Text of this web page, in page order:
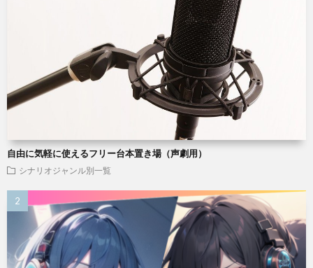
自由に気軽に使えるフリー台本置き場（声劇用）
シナリオジャンル別一覧